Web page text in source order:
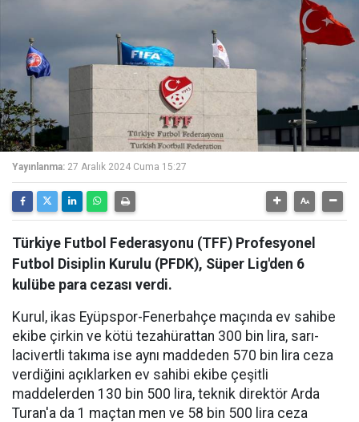
Yayınlanma: 27 Aralık 2024 Cuma 15:27
Türkiye Futbol Federasyonu (TFF) Profesyonel
Futbol Disiplin Kurulu (PFDK), Süper Lig'den 6
kulübe para cezası verdi.
Kurul, ikas Eyüpspor-Fenerbahçe maçında ev sahibe
ekibe çirkin ve kötü tezahürattan 300 bin lira, sarı-
lacivertli takıma ise aynı maddeden 570 bin lira ceza
verdiğini açıklarken ev sahibi ekibe çeşitli
maddelerden 130 bin 500 lira, teknik direktör Arda
Turan'a da 1 maçtan men ve 58 bin 500 lira ceza